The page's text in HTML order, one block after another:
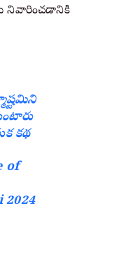
నివారించడానికి
కథ
of
2024